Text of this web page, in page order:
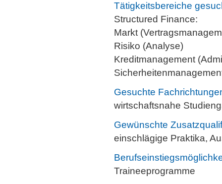
Tätigkeitsbereiche
Structured Finance:
Markt
Risiko (Analyse)
Kreditmanagement
Gesuchte
wirtschaftsnahe
Gewünschte
einschlägige Praktika,
Traineeprogramme